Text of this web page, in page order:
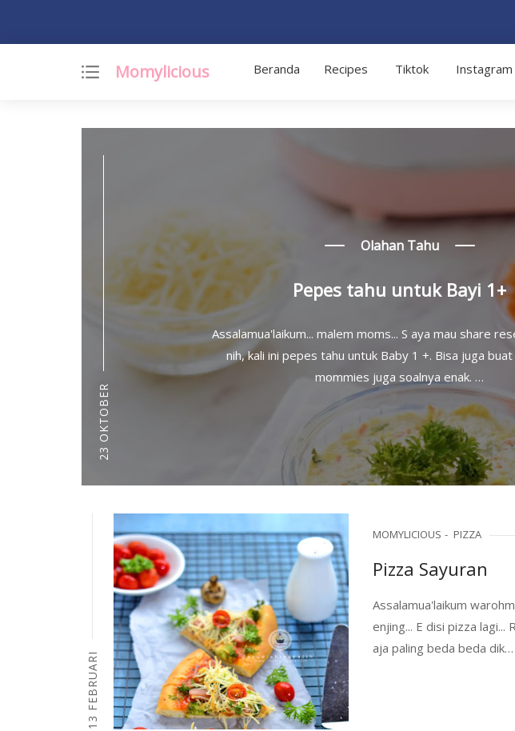
Momylicious Beranda Recipes Tiktok Instagram
23 OKTOBER
Olahan Tahu
Pepes tahu untuk Bayi 1+
Assalamua'laikum... malem moms... S aya mau share
nih, kali ini pepes tahu untuk Baby 1 +. Bisa juga buat
mommies juga soalnya enak. …
13 FEBRUARI
MOMYLICIOUS PIZZA
Pizza Sayuran
Assalamua'laikum
enjing... E disi pizza lagi...
aja paling beda beda dik…